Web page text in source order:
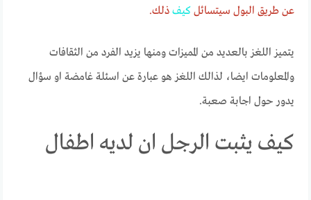
عن طريق البول سيتسائلكيف ذلك.
يتميز اللغز بالعديد من المميزات ومنها يزيد الفرد من الثقافات
والمعلومات ايضا، لذالك اللغز هو عبارة عن اسئلة غامضة او سؤال
يدور حول اجابة صعبة.
كيف يثبت الرجل ان لديه اطفال